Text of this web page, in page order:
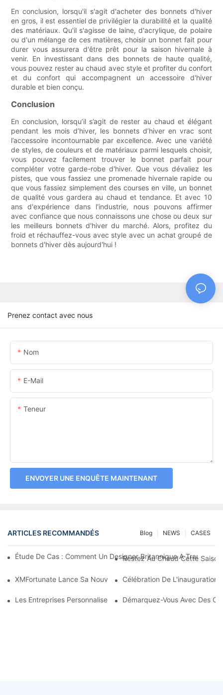
En conclusion, lorsqu'il s'agit d'acheter des bonnets d'hiver
en gros, il est essentiel de privilégier la durabilité et la qualité
des matériaux. Qu'il s'agisse de laine, d'acrylique, de polaire
ou d'un mélange de ces matières, choisir un bonnet fait pour
durer vous assurera d'être prêt pour la saison hivernale à
venir. En investissant dans des bonnets de haute qualité,
vous pouvez rester au chaud avec style et profiter du confort
et du confort qui accompagnent un accessoire d'hiver
durable et bien conçu.
Conclusion
En conclusion, lorsqu’il s’agit de rester au chaud et élégant
pendant les mois d’hiver, les bonnets d’hiver en vrac sont
l’accessoire incontournable par excellence. Avec une variété
de styles, de couleurs et de matériaux parmi lesquels choisir,
vous pouvez facilement trouver le bonnet parfait pour
compléter votre garde-robe d'hiver. Que vous dévaliez les
pistes, que vous fassiez une promenade hivernale rapide ou
que vous fassiez simplement des courses en ville, un bonnet
de qualité vous gardera au chaud et tendance. Et avec 10
ans d'expérience dans l'industrie, nous pouvons affirmer
avec confiance que nous connaissons une chose ou deux sur
les meilleurs bonnets d'hiver du marché. Alors, profitez du
froid et réchauffez-vous avec style avec un achat groupé de
bonnets d'hiver dès aujourd'hui !
Prenez contact avec nous
Nom
E-Mail
Teneur
ENVOYER UNE ENQUÊTE MAINTENANT
ARTICLES RECOMMANDÉS CASES
NEWS
Blog
Étude De Cas : Comment Un Designer Britannique A
Restez Au Chaud Cette
XMFortunate Lance Sa Nouvelle Collection De Chapeaux De
Célébration De L'inauguration
Les Entreprises Personnalisent-Elles Des Chapeaux À Leur
Démarquez-Vous Avec Des